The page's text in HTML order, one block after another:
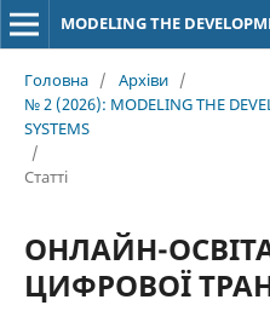
MODELING THE
Головна / Архіви /
№ 2 (2026): MODELING THE
SYSTEMS
/
Статті
ОНЛАЙН-
ЦИФРОВОЇ